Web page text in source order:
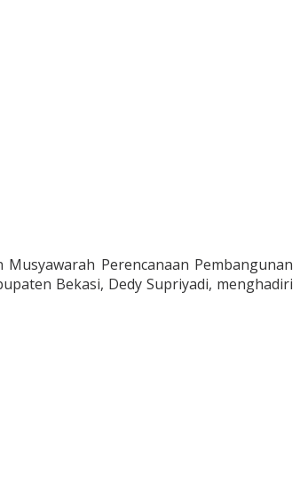
Perencanaan Pembangunan
Bekasi, Dedy Supriyadi, menghadiri